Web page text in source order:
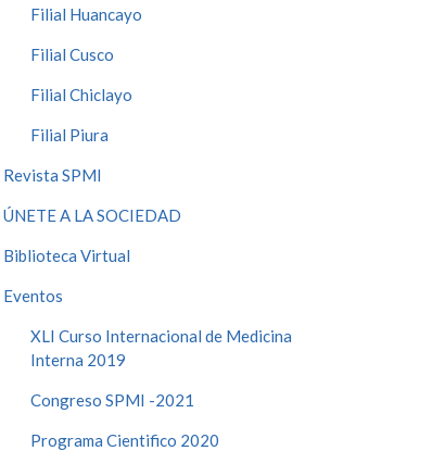
Filial Huancayo
Filial Cusco
Filial Chiclayo
Filial Piura
Revista SPMI
ÚNETE A LA SOCIEDAD
Biblioteca Virtual
Eventos
XLI Curso Internacional de Medicina
Interna 2019
Congreso SPMI -2021
Programa Cientifico 2020